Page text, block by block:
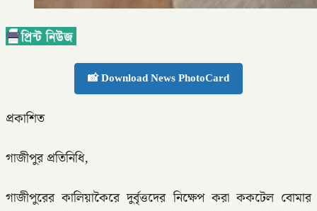
📸 Download News PhotoCard
প্রকাশিত
গাজীপুর প্রতিনিধি,
গাজীপুরের কালিয়াকৈরে দুর্বৃত্তদের নিক্ষেপ করা ককটেল বোমার